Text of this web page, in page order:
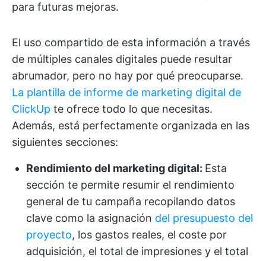
para futuras mejoras.
El uso compartido de esta información a través
de múltiples canales digitales puede resultar
abrumador, pero no hay por qué preocuparse.
La plantilla de informe de marketing digital de
ClickUp te ofrece todo lo que necesitas.
Además, está perfectamente organizada en las
siguientes secciones:
Rendimiento del marketing digital: Esta
sección te permite resumir el rendimiento
general de tu campaña recopilando datos
clave como la asignación del presupuesto del
proyecto, los gastos reales, el coste por
adquisición, el total de impresiones y el total